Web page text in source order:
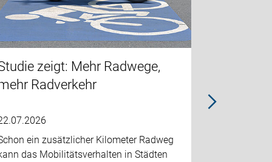
zeigt: Mehr Radwege,
Radverkehr
ein zusätzlicher Kilometer Radweg
das Mobilitätsverhalten in Städten